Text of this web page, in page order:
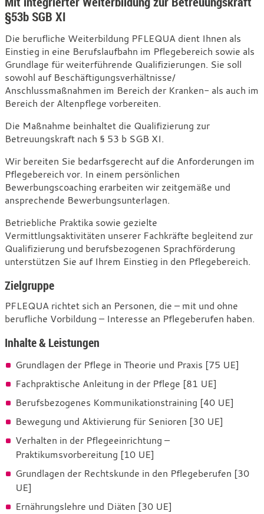
Qualifizierung
in
der
Pflege
§53b SGB XI
Die berufliche Weiterbildung PFLEQUA dient Ihnen als
Einstieg in eine Berufslaufbahn im Pflegebereich sowie als
Grundlage für weiterführende Qualifizierungen. Sie soll
sowohl auf Beschäftigungsverhältnisse/
Anschlussmaßnahmen im Bereich der Kranken- als auch im
Bereich der Altenpflege vorbereiten.
Die Maßnahme beinhaltet die Qualifizierung zur
Betreuungskraft nach § 53 b SGB XI.
Wir bereiten Sie bedarfsgerecht auf die Anforderungen im
Pflegebereich vor. In einem persönlichen
Bewerbungscoaching erarbeiten wir zeitgemäße und
ansprechende Bewerbungsunterlagen.
Betriebliche Praktika sowie gezielte
Vermittlungsaktivitäten unserer Fachkräfte begleitend zur
Qualifizierung und berufsbezogenen Sprachförderung
unterstützen Sie auf Ihrem Einstieg in den Pflegebereich.
Zielgruppe
PFLEQUA richtet sich an Personen, die – mit und ohne
berufliche Vorbildung – Interesse an Pflegeberufen haben.
Inhalte & Leistungen
Grundlagen der Pflege in Theorie und Praxis [75 UE]
Fachpraktische Anleitung in der Pflege [81 UE]
Berufsbezogenes Kommunikationstraining [40 UE]
Bewegung und Aktivierung für Senioren [30 UE]
Verhalten in der Pflegeeinrichtung –
Praktikumsvorbereitung [10 UE]
Grundlagen der Rechtskunde in den Pflegeberufen [30
UE]
Ernährungslehre und Diäten [30 UE]